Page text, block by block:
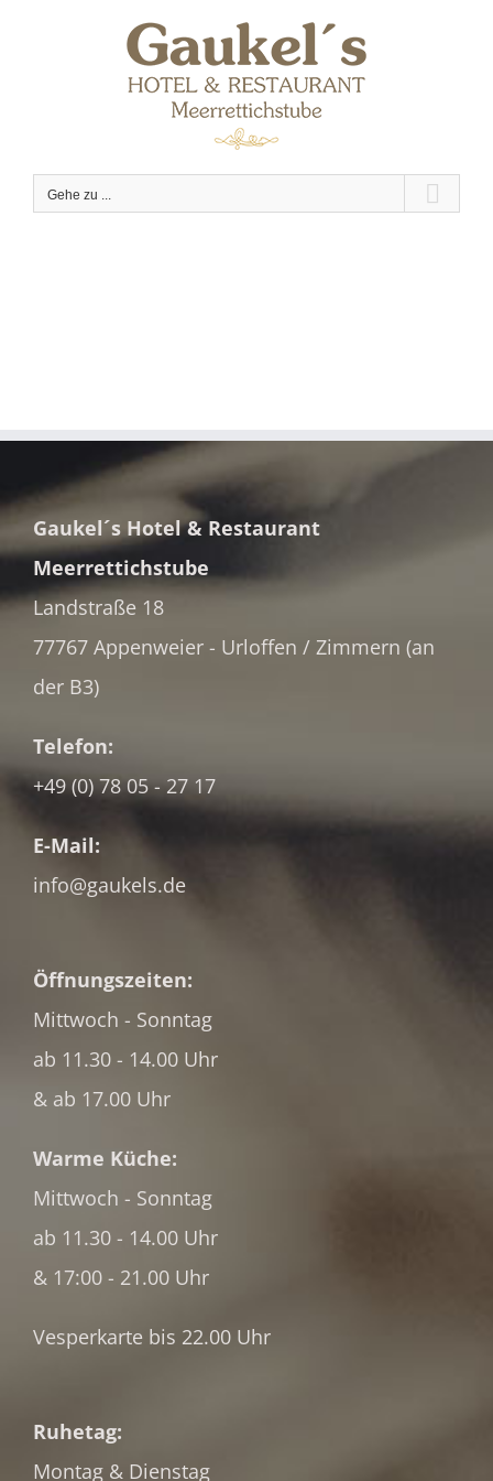
Gehe zu ...
Gaukel´s Hotel & Restaurant
Meerrettichstube
Landstraße 18
77767 Appenweier - Urloffen / Zimmern (an
der B3)
Telefon:
+49 (0) 78 05 - 27 17
E-Mail:
info@gaukels.de
Öffnungszeiten:
Mittwoch - Sonntag
ab 11.30 - 14.00 Uhr
& ab 17.00 Uhr
Warme Küche:
Mittwoch - Sonntag
ab 11.30 - 14.00 Uhr
& 17:00 - 21.00 Uhr
Vesperkarte bis 22.00 Uhr
Ruhetag:
Montag & Dienstag